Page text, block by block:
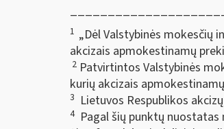
1 „Dėl Valstybinės mokesčių
akcizais apmokestinamų
2 Patvirtintos Valstybinės
kurių akcizais
3 Lietuvos Respublikos
4Pagal šių punktų nuostatas